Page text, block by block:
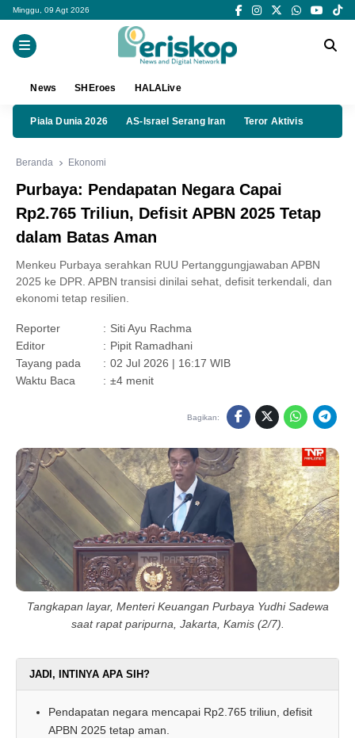
Minggu, 09 Agt 2026
News SHEroes HALALive
Piala Dunia 2026 AS-Israel Serang Iran Teror Aktivis
Beranda Ekonomi
Purbaya: Pendapatan Negara Capai
Rp2.765 Triliun, Defisit APBN 2025 Tetap
dalam Batas Aman
Menkeu Purbaya serahkan RUU Pertanggungjawaban APBN
2025 ke DPR. APBN transisi dinilai sehat, defisit terkendali, dan
ekonomi tetap resilien.
Reporter : Siti Ayu Rachma
Editor
: Pipit Ramadhani
Tayang pada
: 02 Jul 2026 | 16:17 WIB
Waktu Baca
: ±4 menit
Bagikan:
Tangkapan layar, Menteri Keuangan Purbaya Yudhi Sadewa
saat rapat paripurna, Jakarta, Kamis (2/7).
JADI, INTINYA APA SIH?
Pendapatan negara mencapai Rp2.765 triliun, defisit
APBN 2025 tetap aman.